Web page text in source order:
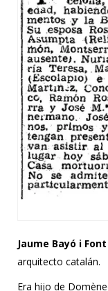
Jaume Bayó i Font
arquitecto catalán.
Era hijo de